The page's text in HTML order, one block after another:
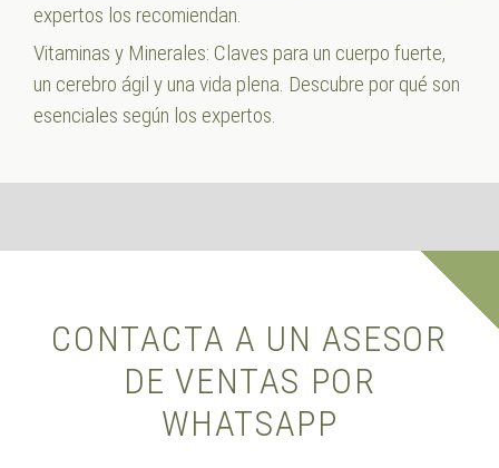
expertos los recomiendan.
Vitaminas y Minerales: Claves para un cuerpo fuerte,
un cerebro ágil y una vida plena. Descubre por qué son
esenciales según los expertos.
CONTACTA A UN ASESOR
DE VENTAS POR
WHATSAPP